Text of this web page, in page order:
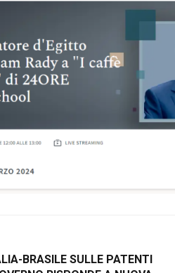
BRASILE SULLE PATENTI